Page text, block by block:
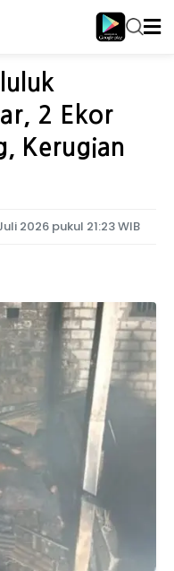
2 Ekor
Kerugian
2026 pukul 21:23 WIB